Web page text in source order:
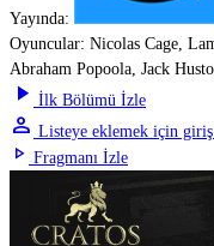
Yayında:
Oyuncular: Nicolas Cage,
Abraham Popoola, Jack
play_arrow İlk Bölümü İzle
person Listeye eklemek için
play_arrow Fragmanı İzle